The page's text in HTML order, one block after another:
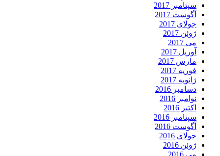
سپتامبر 2017
آگوست 2017
جولای 2017
ژوئن 2017
می 2017
آوریل 2017
مارس 2017
فوریه 2017
ژانویه 2017
دسامبر 2016
نوامبر 2016
اکتبر 2016
سپتامبر 2016
آگوست 2016
جولای 2016
ژوئن 2016